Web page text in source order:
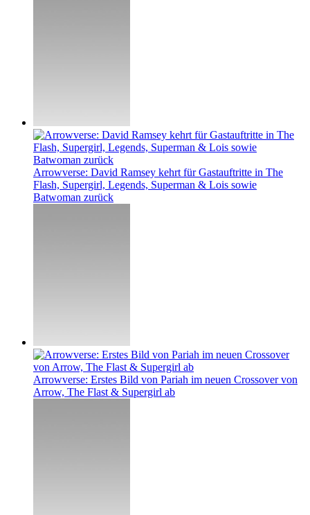
Arrowverse: David Ramsey kehrt für Gastauftritte in The
Flash, Supergirl, Legends, Superman & Lois sowie
Batwoman zurück
Arrowverse: Erstes Bild von Pariah im neuen Crossover von
Arrow, The Flast & Supergirl ab